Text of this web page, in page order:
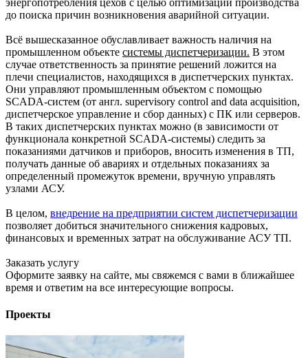
до поиска причин возникновения аварийной ситуации.
Всё вышесказанное обуславливает важность наличия на
промышленном объекте системы диспетчеризации. В этом
случае ответственность за принятие решений ложится на
плечи специалистов, находящихся в диспетчерских пунктах.
Они управляют промышленным объектом с помощью
SCADA-систем (от англ. supervisory control and data acquisition,
диспетчерское управление и сбор данных) с ПК или серверов.
В таких диспетчерских пунктах можно (в зависимости от
функционала конкретной SCADA-системы) следить за
показаниями датчиков и приборов, вносить изменения в ТП,
получать данные об авариях и отдельных показаниях за
определенный промежуток времени, вручную управлять
узлами АСУ.
В целом, внедрение на предприятии систем диспетчеризации
позволяет добиться значительного снижения кадровых,
финансовых и временных затрат на обслуживание АСУ ТП.
Заказать услугу
Оформите заявку на сайте, мы свяжемся с вами в ближайшее
время и ответим на все интересующие вопросы.
Проекты